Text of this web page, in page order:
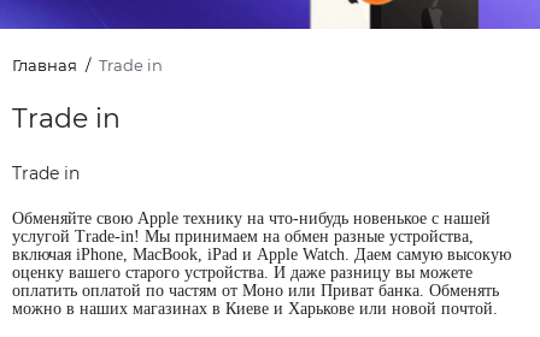
Главная Trade in
Trade in
Trade in
Обменяйте свою Apple технику на что-нибудь новенькое с нашей
услугой Trade-in! Мы принимаем на обмен разные устройства,
включая iPhone, MacBook, iPad и Apple Watch. Даем самую высокую
оценку вашего старого устройства. И даже разницу вы можете
оплатить оплатой по частям от Моно или Приват банка. Обменять
можно в наших магазинах в Киеве и Харькове или новой почтой.